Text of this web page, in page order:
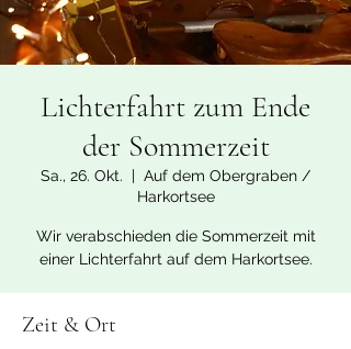
Gegr. 1901
Lichterfahrt zum Ende
der Sommerzeit
Sa., 26. Okt.
  |
Auf dem Obergraben /
Harkortsee
Wir verabschieden die Sommerzeit mit
Zeit & Ort